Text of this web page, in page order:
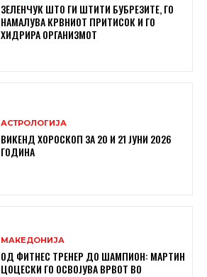
ЗЕЛЕНЧУК ШТО ГИ ШТИТИ БУБРЕЗИТЕ, ГО
НАМАЛУВА КРВНИОТ ПРИТИСОК И ГО
ХИДРИРА ОРГАНИЗМОТ
АСТРОЛОГИЈА
ВИКЕНД ХОРОСКОП ЗА 20 И 21 ЈУНИ 2026
ГОДИНА
МАКЕДОНИЈА
ОД ФИТНЕС ТРЕНЕР ДО ШАМПИОН: МАРТИН
ЦОЦЕСКИ ГО ОСВОЈУВА ВРВОТ ВО